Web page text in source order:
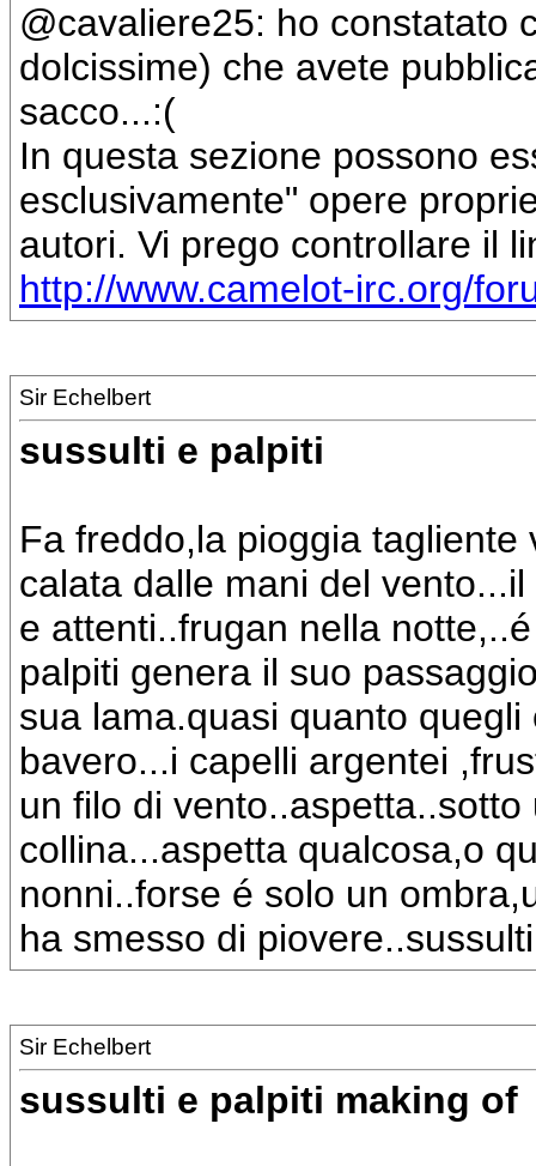
@cavaliere25: ho constatato
dolcissime) che avete
sacco...:(
In questa sezione possono
esclusivamente" opere
autori. Vi prego controllare il
http://www.camelot-irc.org/
Sir Echelbert
sussulti e palpiti
Fa freddo,la pioggia
calata dalle mani del
e attenti..frugan nella
palpiti genera il suo
sua lama.quasi quanto
bavero...i capelli argentei
un filo di
collina...aspetta qualcosa,o
nonni..forse é solo un
ha smesso di
Sir Echelbert
sussulti e palpiti making of